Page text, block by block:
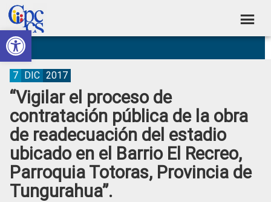
Abrir barra de herramientas
Skip
to
primary
navigation
Skip
to
main
content
Skip
to
primary
sidebar
Skip
to
footer
Consejo
de
Participación
Ciudadana
Control
Social
Construyendo
Poder
Ciudadano
“Vigilar el proceso de
contratación pública de la obra
de readecuación del estadio
ubicado en el Barrio El Recreo,
Parroquia Totoras, Provincia de
Tungurahua”.
7 DIC 2017